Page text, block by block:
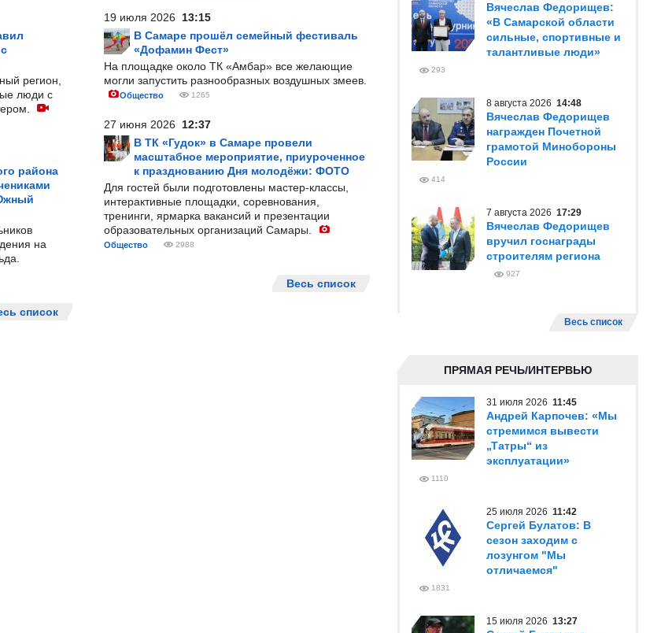
регион,
люди с
района
на
список
19 июля 2026 13:15
В Самаре прошёл семейный фестиваль
«Дофамин Фест»
На площадке около ТК «Амбар» все желающие
могли запустить разнообразных воздушных змеев.
Общество 1265
27 июня 2026 12:37
В ТК «Гудок» в Самаре провели
масштабное мероприятие, приуроченное
к празднованию Дня молодёжи: ФОТО
Для гостей были подготовлены мастер-классы,
интерактивные площадки, соревнования,
тренинги, ярмарка вакансий и презентации
образовательных организаций Самары.
Общество 2988
Весь список
Вячеслав Федорищев:
«В Самарской области
сильные, спортивные и
талантливые люди»
293
8 августа 2026 14:48
Вячеслав Федорищев
награжден Почетной
грамотой Минобороны
России
414
7 августа 2026 17:29
Вячеслав Федорищев
вручил госнаграды
строителям региона
927
Весь список
ПРЯМАЯ РЕЧЬ/ИНТЕРВЬЮ
31 июля 2026 11:45
Андрей Карпочев: «Мы
стремимся вывести
„Татры“ из
эксплуатации»
1110
25 июля 2026 11:42
Сергей Булатов: В
сезон заходим с
лозунгом "Мы
отличаемся"
1831
15 июля 2026 13:27